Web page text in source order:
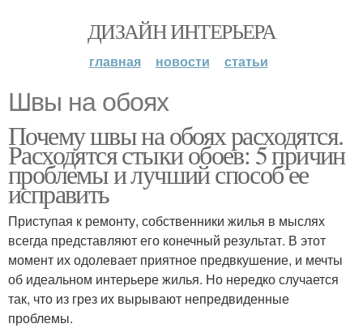
ДИЗАЙН ИНТЕРЬЕРА
главная новости статьи
Швы на обоях
Почему швы на обоях расходятся.
Расходятся стыки обоев: 5 причин
проблемы и лучший способ ее
исправить
Приступая к ремонту, собственники жилья в мыслях
всегда представляют его конечный результат. В этот
момент их одолевает приятное предвкушение, и мечты
об идеальном интерьере жилья. Но нередко случается
так, что из грез их вырывают непредвиденные
проблемы.